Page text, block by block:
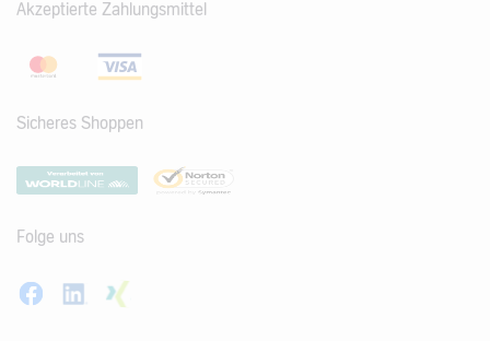
Akzeptierte Zahlungsmittel
Sicheres Shoppen
Folge uns